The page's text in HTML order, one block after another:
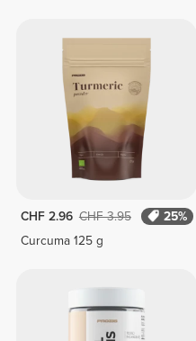
CHF 2.96 CHF 3.95
25%
Curcuma 125 g